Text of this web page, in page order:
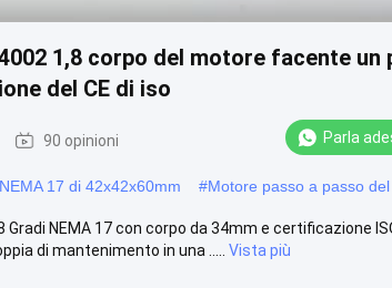
1,8 corpo del motore facente un
del CE di iso
90 opinioni Parla
NEMA 17 di 42x42x60mm #Motore passo a passo
NEMA 17 con corpo da 34mm e certificazione
di mantenimento in una .....
Vista più